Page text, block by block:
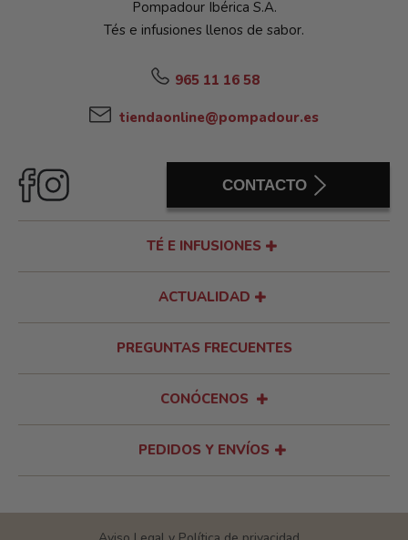
Pompadour Ibérica S.A.
Tés e infusiones llenos de sabor.
965 11 16 58
tiendaonline@pompadour.es
CONTACTO
TÉ E INFUSIONES
ACTUALIDAD
PREGUNTAS FRECUENTES
CONÓCENOS
PEDIDOS Y ENVÍOS